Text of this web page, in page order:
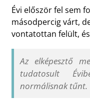
Évi először fel sem
másodpercig várt,
vontatottan felült,
Az elképesztő
tudatosult
normálisnak tűnt.